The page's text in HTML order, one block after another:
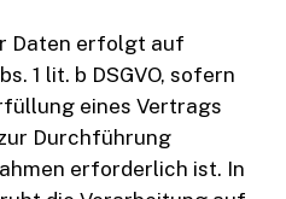
Daten erfolgt auf
1 lit. b DSGVO, sofern
eines Vertrags
Durchführung
erforderlich ist. In